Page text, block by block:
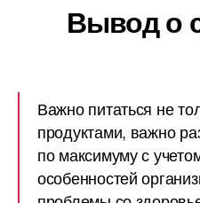
Вывод о
Важно питаться не
продуктами, важно
по максимуму с
особенностей